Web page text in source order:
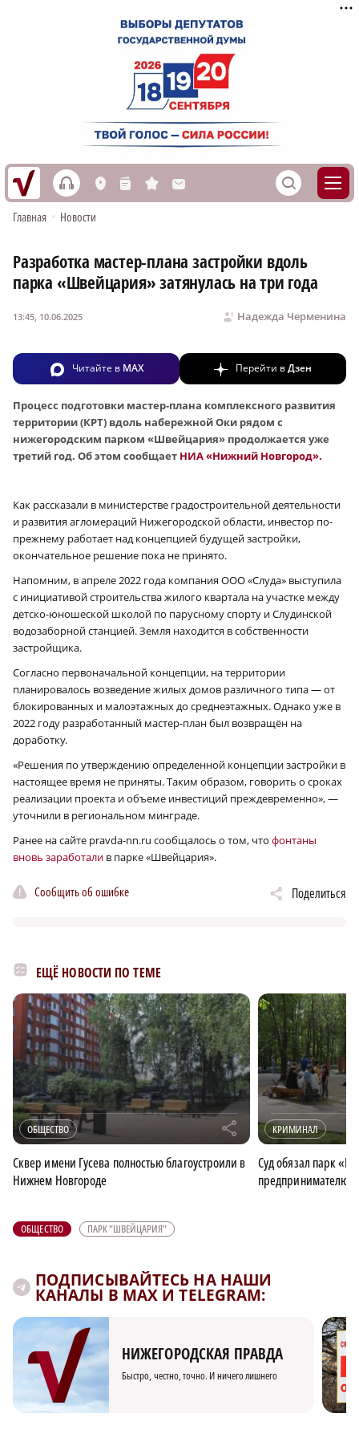
h L n s M S
Главная • Новости
Разработка мастер-плана застройки вдоль
парка «Швейцария» затянулась на три года
Надежда Черменина
13:45, 10.06.2025
Читайте в MAX Перейти вДзен
Процесс подготовки мастер-плана комплексного развития
территории (КРТ) вдоль набережной Оки рядом с
нижегородским парком «Швейцария» продолжается уже
третий год. Об этом сообщает НИА «Нижний Новгород».
Как рассказали в министерстве градостроительной деятельности
и развития агломераций Нижегородской области, инвестор по-
прежнему работает над концепцией будущей застройки,
окончательное решение пока не принято.
Напомним, в апреле 2022 года компания ООО «Слуда» выступила
с инициативой строительства жилого квартала на участке между
детско-юношеской школой по парусному спорту и Слудинской
водозаборной станцией. Земля находится в собственности
застройщика.
Согласно первоначальной концепции, на территории
планировалось возведение жилых домов различного типа — от
блокированных и малоэтажных до среднеэтажных. Однако уже в
2022 году разработанный мастер-план был возвращён на
доработку.
«Решения по утверждению определенной концепции застройки в
настоящее время не приняты. Таким образом, говорить о сроках
реализации проекта и объеме инвестиций преждевременно», —
уточнили в региональном минграде.
Ранее на сайте pravda-nn.ru сообщалось о том, что фонтаны
вновь заработали в парке «Швейцария».
Сообщить об ошибке Поделиться
ЕЩЁ НОВОСТИ ПО ТЕМЕ
ОБЩЕСТВО r
Сквер имени Гусева полностью благоустроили в
Нижнем Новгороде
КРИМИНАЛ
Суд обязал парк
предпринимателю
ОБЩЕСТВО ПАРК "ШВЕЙЦАРИЯ"
ПОДПИСЫВАЙТЕСЬ НА НАШИ
КАНАЛЫ В MAX И TELEGRAM:
НИЖЕГОРОДСКАЯ ПРАВДА
Быстро, честно, точно. И ничего лишнего